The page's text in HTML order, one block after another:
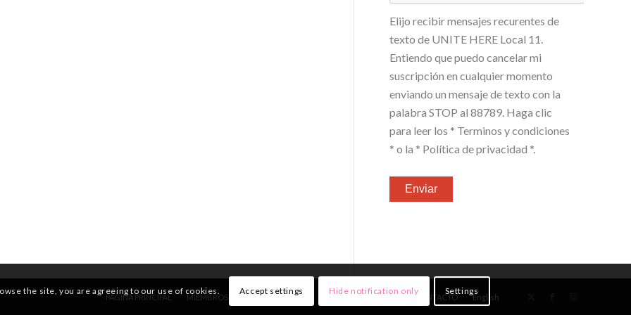
Elijo recibir mensajes recurentes de
texto de UNITE HERE Local 11.
Entiendo que puedo cancelar mi
suscripción en cualquier momento
enviando un mensaje de texto con la
palabra STOP al 88789. Haga clic
para leer los * Terminos y condiciones
* o la * Política de privacidad *.
PÁGINA PRINCIPAL MIEMBROS QUIENES SOMOS CONTACTO English
the site, you are agreeing to our use of cookies. Accept settings Hide notification only Settings